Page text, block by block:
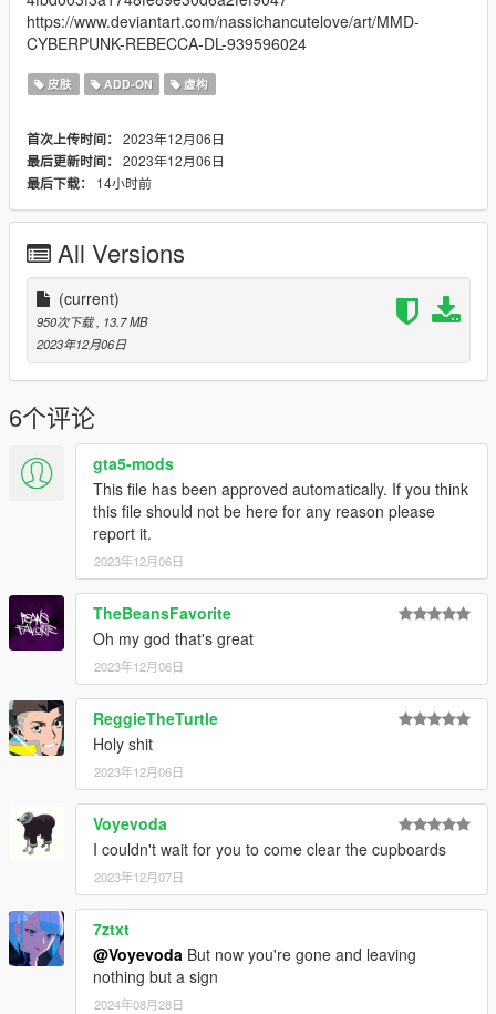
https://www.deviantart.com/nassichancutelove/art/MMD-
CYBERPUNK-REBECCA-DL-939596024
皮肤 ADD-ON 虚构
首次上传时间： 2023年12月06日
最后更新时间： 2023年12月06日
最后下载：
14小时前
All Versions
(current)
950次下载 , 13.7 MB
2023年12月06日
6个评论
gta5-mods
This file has been approved automatically. If you think
this file should not be here for any reason please
report it.
2023年12月06日
TheBeansFavorite
Oh my god that's great
2023年12月06日
ReggieTheTurtle
Holy shit
2023年12月06日
Voyevoda
I couldn't wait for you to come clear the cupboards
2023年12月07日
7ztxt
@Voyevoda But now you're gone and leaving
nothing but a sign
2024年08月28日